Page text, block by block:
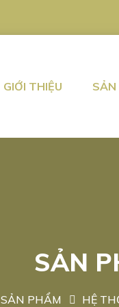
GIỚI THIỆU SẢN
SẢN
SẢN PHẨM HỆ